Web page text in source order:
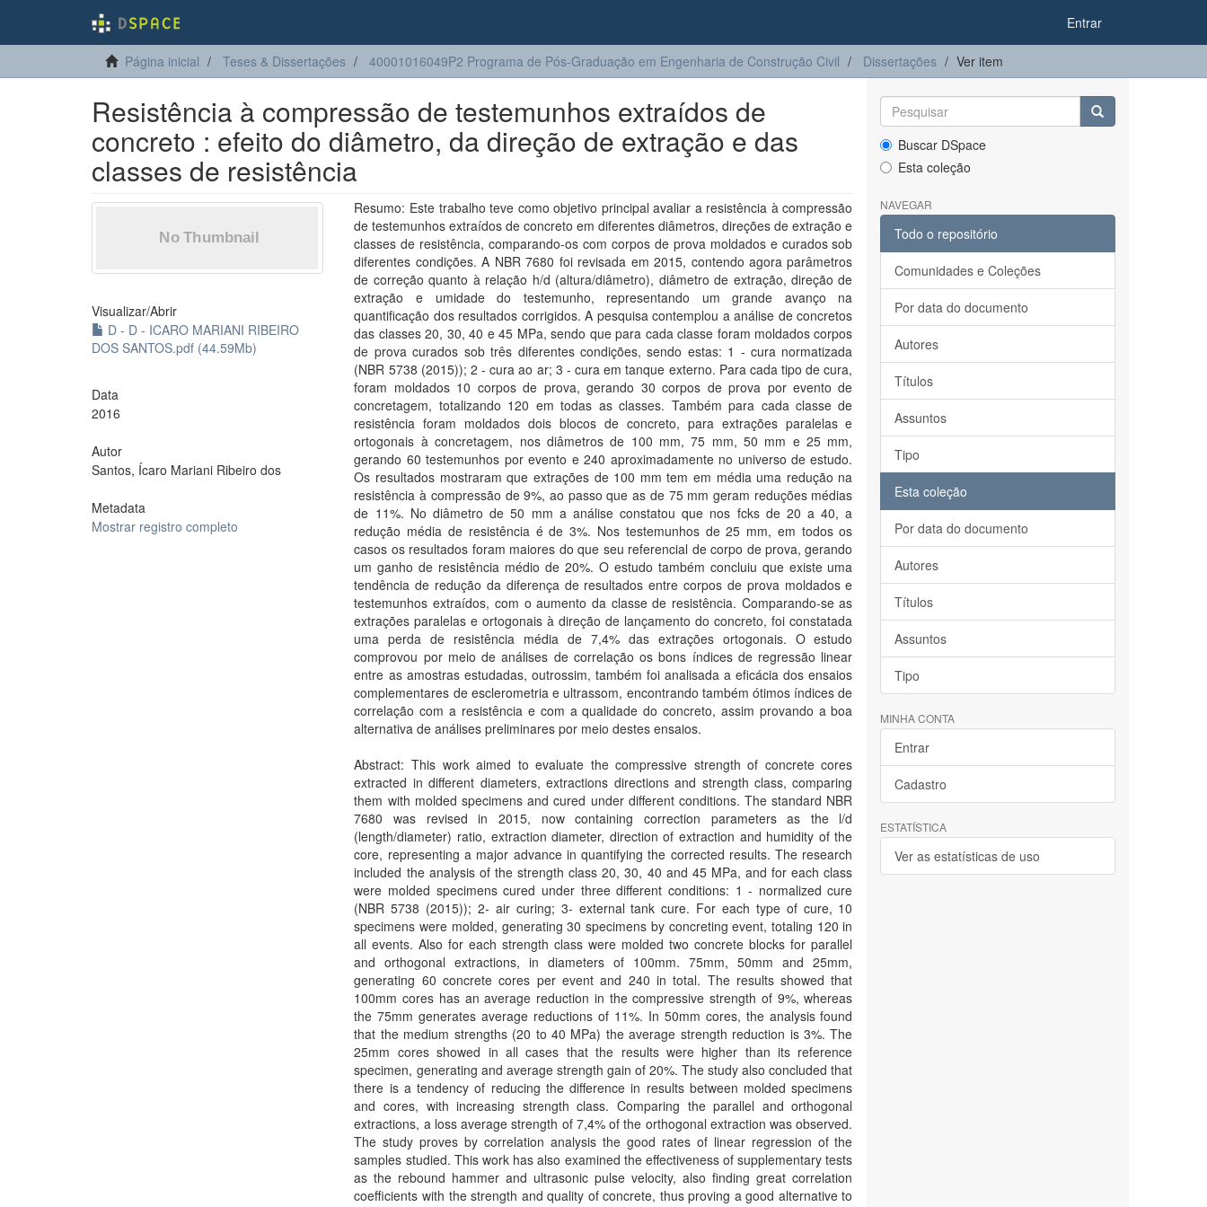
Entrar
Página inicial Teses & Dissertações 40001016049P2 Programa de Pós-Graduação em Engenharia de Construção Civil Dissertações Ver item
Resistência à compressão de testemunhos extraídos de
concreto : efeito do diâmetro, da direção de extração e das
classes de resistência
Visualizar/Abrir
D - D - ICARO MARIANI RIBEIRO
DOS SANTOS.pdf (44.59Mb)
Data
2016
Autor
Santos, Ícaro Mariani Ribeiro dos
Metadata
Mostrar registro completo
Resumo: Este trabalho teve como objetivo principal avaliar a resistência à compressão
de testemunhos extraídos de concreto em diferentes diâmetros, direções de extração e
classes de resistência, comparando-os com corpos de prova moldados e curados sob
diferentes condições. A NBR 7680 foi revisada em 2015, contendo agora parâmetros
de correção quanto à relação h/d (altura/diâmetro), diâmetro de extração, direção de
extração e umidade do testemunho, representando um grande avanço na
quantificação dos resultados corrigidos. A pesquisa contemplou a análise de concretos
das classes 20, 30, 40 e 45 MPa, sendo que para cada classe foram moldados corpos
de prova curados sob três diferentes condições, sendo estas: 1 - cura normatizada
(NBR 5738 (2015)); 2 - cura ao ar; 3 - cura em tanque externo. Para cada tipo de cura,
foram moldados 10 corpos de prova, gerando 30 corpos de prova por evento de
concretagem, totalizando 120 em todas as classes. Também para cada classe de
resistência foram moldados dois blocos de concreto, para extrações paralelas e
ortogonais à concretagem, nos diâmetros de 100 mm, 75 mm, 50 mm e 25 mm,
gerando 60 testemunhos por evento e 240 aproximadamente no universo de estudo.
Os resultados mostraram que extrações de 100 mm tem em média uma redução na
resistência à compressão de 9%, ao passo que as de 75 mm geram reduções médias
de 11%. No diâmetro de 50 mm a análise constatou que nos fcks de 20 a 40, a
redução média de resistência é de 3%. Nos testemunhos de 25 mm, em todos os
casos os resultados foram maiores do que seu referencial de corpo de prova, gerando
um ganho de resistência médio de 20%. O estudo também concluiu que existe uma
tendência de redução da diferença de resultados entre corpos de prova moldados e
testemunhos extraídos, com o aumento da classe de resistência. Comparando-se as
extrações paralelas e ortogonais à direção de lançamento do concreto, foi constatada
uma perda de resistência média de 7,4% das extrações ortogonais. O estudo
comprovou por meio de análises de correlação os bons índices de regressão linear
entre as amostras estudadas, outrossim, também foi analisada a eficácia dos ensaios
complementares de esclerometria e ultrassom, encontrando também ótimos índices de
correlação com a resistência e com a qualidade do concreto, assim provando a boa
alternativa de análises preliminares por meio destes ensaios.
Abstract: This work aimed to evaluate the compressive strength of concrete cores
extracted in different diameters, extractions directions and strength class, comparing
them with molded specimens and cured under different conditions. The standard NBR
7680 was revised in 2015, now containing correction parameters as the l/d
(length/diameter) ratio, extraction diameter, direction of extraction and humidity of the
core, representing a major advance in quantifying the corrected results. The research
included the analysis of the strength class 20, 30, 40 and 45 MPa, and for each class
were molded specimens cured under three different conditions: 1 - normalized cure
(NBR 5738 (2015)); 2- air curing; 3- external tank cure. For each type of cure, 10
specimens were molded, generating 30 specimens by concreting event, totaling 120 in
all events. Also for each strength class were molded two concrete blocks for parallel
and orthogonal extractions, in diameters of 100mm. 75mm, 50mm and 25mm,
generating 60 concrete cores per event and 240 in total. The results showed that
100mm cores has an average reduction in the compressive strength of 9%, whereas
the 75mm generates average reductions of 11%. In 50mm cores, the analysis found
that the medium strengths (20 to 40 MPa) the average strength reduction is 3%. The
25mm cores showed in all cases that the results were higher than its reference
specimen, generating and average strength gain of 20%. The study also concluded that
there is a tendency of reducing the difference in results between molded specimens
and cores, with increasing strength class. Comparing the parallel and orthogonal
extractions, a loss average strength of 7,4% of the orthogonal extraction was observed.
The study proves by correlation analysis the good rates of linear regression of the
samples studied. This work has also examined the effectiveness of supplementary tests
as the rebound hammer and ultrasonic pulse velocity, also finding great correlation
coefficients with the strength and quality of concrete, thus proving a good alternative to
Buscar DSpace
Esta coleção
NAVEGAR
Todo o repositório
Comunidades e Coleções
Por data do documento
Autores
Títulos
Assuntos
Tipo
Esta coleção
Por data do documento
Autores
Títulos
Assuntos
Tipo
MINHA CONTA
Entrar
Cadastro
ESTATÍSTICA
Ver as estatísticas de uso